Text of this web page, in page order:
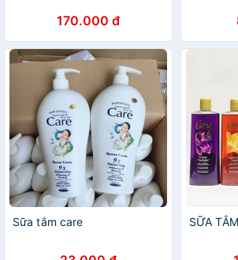
170.000 đ
Sữa tắm care SỮA